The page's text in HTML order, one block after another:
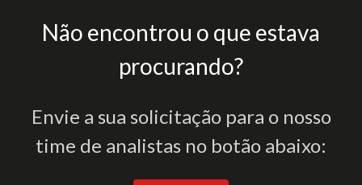
Não encontrou o que estava
procurando?
Envie a sua solicitação para o nosso
time de analistas no botão abaixo: